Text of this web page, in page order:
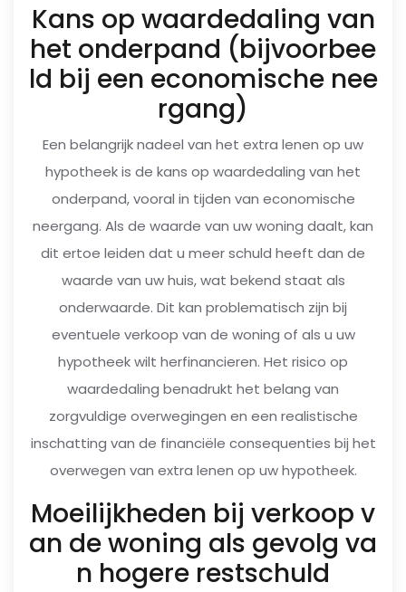
Kans op waardedaling van
het onderpand (bijvoorbee
ld bij een economische nee
rgang)
Een belangrijk nadeel van het extra lenen op uw
hypotheek is de kans op waardedaling van het
onderpand, vooral in tijden van economische
neergang. Als de waarde van uw woning daalt, kan
dit ertoe leiden dat u meer schuld heeft dan de
waarde van uw huis, wat bekend staat als
onderwaarde. Dit kan problematisch zijn bij
eventuele verkoop van de woning of als u uw
hypotheek wilt herfinancieren. Het risico op
waardedaling benadrukt het belang van
zorgvuldige overwegingen en een realistische
inschatting van de financiële consequenties bij het
overwegen van extra lenen op uw hypotheek.
Moeilijkheden bij verkoop v
an de woning als gevolg va
n hogere restschuld